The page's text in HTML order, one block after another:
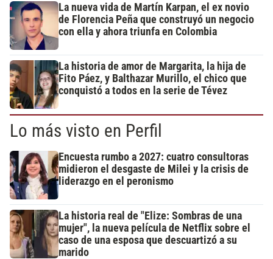
La nueva vida de Martín Karpan, el ex novio
de Florencia Peña que construyó un negocio
con ella y ahora triunfa en Colombia
La historia de amor de Margarita, la hija de
Fito Páez, y Balthazar Murillo, el chico que
conquistó a todos en la serie de Tévez
Lo más visto en Perfil
Encuesta rumbo a 2027: cuatro consultoras
midieron el desgaste de Milei y la crisis de
liderazgo en el peronismo
La historia real de "Elize: Sombras de una
mujer", la nueva película de Netflix sobre el
caso de una esposa que descuartizó a su
marido